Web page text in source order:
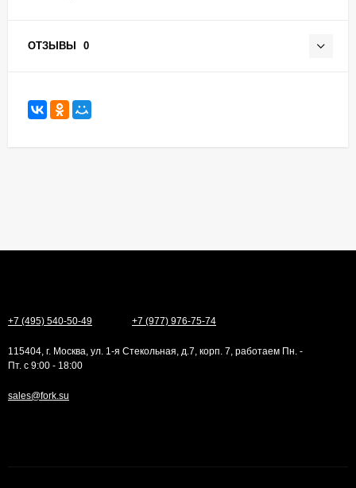
ОТЗЫВЫ 0
+7 (495) 540-50-49 +7 (977) 976-75-74
115404, г. Москва, ул. 1-я Стекольная, д.7, корп. 7, работаем Пн. -
Пт. с 9:00 - 18:00
sales@fork.su